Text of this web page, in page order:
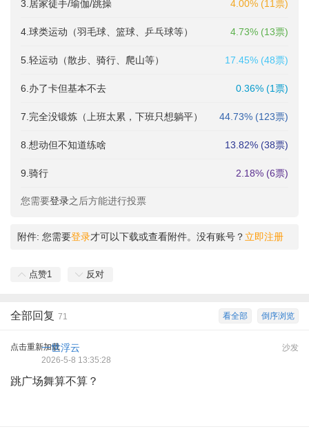
3.居家徒手/瑜伽/跳操 4.00% (11票)
4.球类运动（羽毛球、篮球、乒乓球等） 4.73% (13票)
5.轻运动（散步、骑行、爬山等） 17.45% (48票)
6.办了卡但基本不去 0.36% (1票)
7.完全没锻炼（上班太累，下班只想躺平） 44.73% (123票)
8.想动但不知道练啥 13.82% (38票)
9.骑行 2.18% (6票)
您需要登录之后方能进行投票
附件: 您需要登录才可以下载或查看附件。没有账号？ 立即注册
点赞1 反对
倒序浏览
看全部
全部回复 71
点击重新加载 沙发
一世浮云
2026-5-8 13:35:28
跳广场舞算不算？